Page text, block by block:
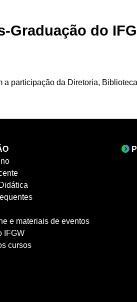
do
participação da Diretoria,
e materiais de eventos
IFGW
cursos